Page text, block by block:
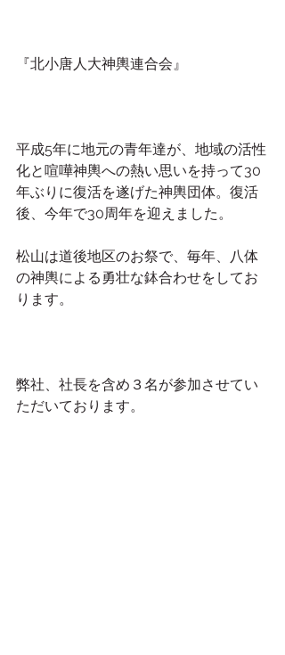
『北小唐人大神輿連合会』
平成5年に地元の青年達が、地域の活性
化と喧嘩神輿への熱い思いを持って30
年ぶりに復活を遂げた神輿団体。復活
後、今年で30周年を迎えました。
松山は道後地区のお祭で、毎年、八体
の神輿による勇壮な鉢合わせをしてお
ります。
弊社、社長を含め３名が参加させてい
ただいております。